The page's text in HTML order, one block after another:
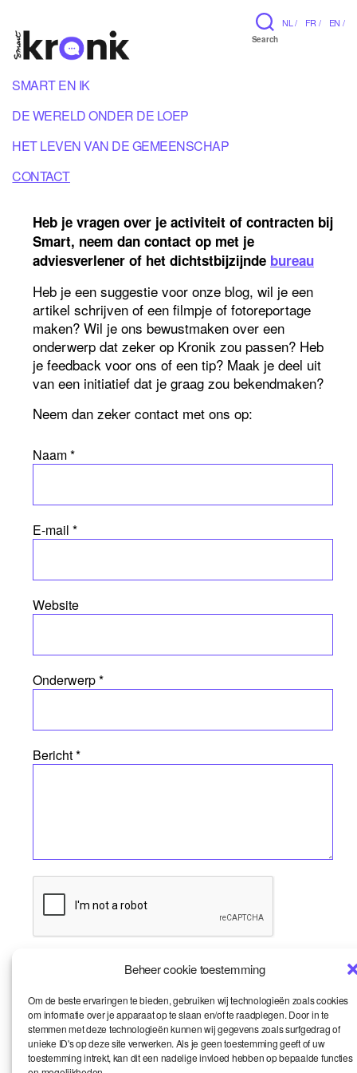
Beheer cookie toestemming
Om de beste ervaringen te bieden, gebruiken wij technologieën zoals cookies
om informatie over je apparaat op te slaan en/of te raadplegen. Door in te
stemmen met deze technologieën kunnen wij gegevens zoals surfgedrag of
unieke ID's op deze site verwerken. Als je geen toestemming geeft of uw
toestemming intrekt, kan dit een nadelige invloed hebben op bepaalde functies
NL / FR / EN /
Search
SMART EN IK
DE WERELD ONDER DE LOEP
HET LEVEN VAN DE GEMEENSCHAP
CONTACT
Heb je vragen over je activiteit of contracten bij
Smart, neem dan contact op met je
adviesverlener of het dichtstbijzijnde bureau
Heb je een suggestie voor onze blog, wil je een
artikel schrijven of een filmpje of fotoreportage
maken? Wil je ons bewustmaken over een
onderwerp dat zeker op Kronik zou passen? Heb
je feedback voor ons of een tip? Maak je deel uit
van een initiatief dat je graag zou bekendmaken?
Neem dan zeker contact met ons op:
Naam *
E-mail *
Website
Onderwerp *
Bericht *